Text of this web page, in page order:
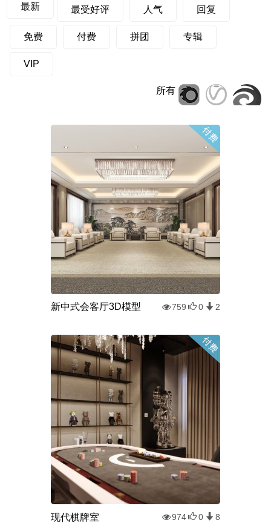
最新 最受好评 人气 回复
免费 付费 拼团 专辑
VIP
所有
新中式会客厅3D模型 759 0 2
现代棋牌室 974 0 8